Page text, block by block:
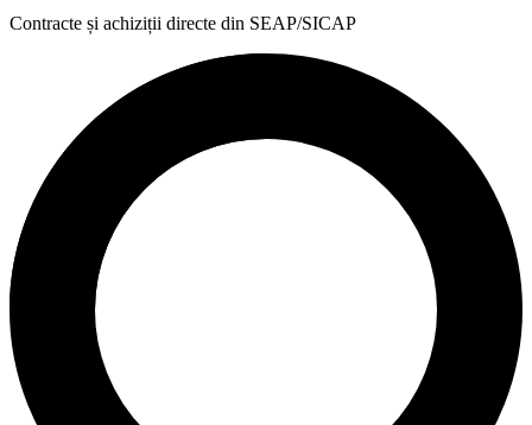
Contracte și achiziții directe din SEAP/SICAP